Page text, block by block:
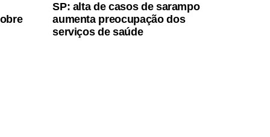
SP: alta de casos de sarampo
aumenta preocupação dos
serviços de saúde